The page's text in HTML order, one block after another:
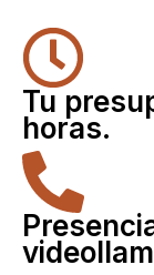
Tu
horas.